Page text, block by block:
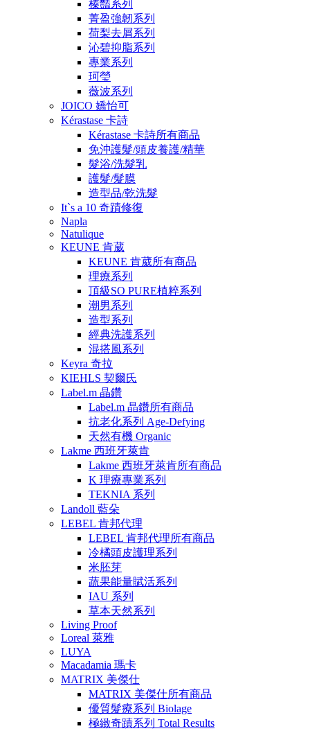
榛豔系列
菁盈強韌系列
荷梨去屑系列
沁碧抑脂系列
專業系列
珂瑩
薇波系列
JOICO 嬌怡可
Kérastase 卡詩
Kérastase 卡詩所有商品
免沖護髮/頭皮養護/精華
髮浴/洗髮乳
護髮/髮膜
造型品/乾洗髮
It`s a 10 奇蹟修復
Napla
Natulique
KEUNE 肯葳
KEUNE 肯葳所有商品
理療系列
頂級SO PURE植粹系列
潮男系列
造型系列
經典洗護系列
混搭風系列
Keyra 奇拉
KIEHLS 契爾氏
Label.m 晶鑽
Label.m 晶鑽所有商品
抗老化系列 Age-Defying
天然有機 Organic
Lakme 西班牙萊肯
Lakme 西班牙萊肯所有商品
K 理療專業系列
TEKNIA 系列
Landoll 藍朵
LEBEL 肯邦代理
LEBEL 肯邦代理所有商品
冷橘頭皮護理系列
米胚芽
蔬果能量賦活系列
IAU 系列
草本天然系列
Living Proof
Loreal 萊雅
LUYA
Macadamia 瑪卡
MATRIX 美傑仕
MATRIX 美傑仕所有商品
優質髮療系列 Biolage
極緻奇蹟系列 Total Results